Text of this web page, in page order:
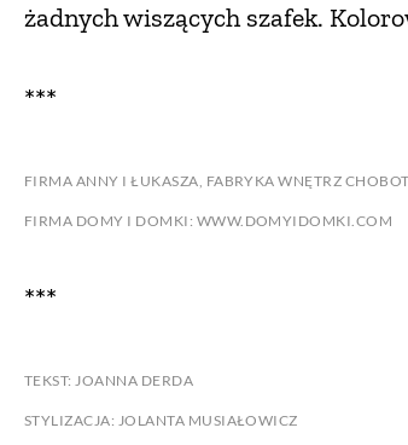
żadnych wiszących szafek.
***
FIRMA ANNY I ŁUKASZA, FABRYKA WNĘTRZ
FIRMA DOMY I DOMKI: WWW.DOMYIDOMKI.COM
***
TEKST: JOANNA DERDA
STYLIZACJA: JOLANTA MUSIAŁOWICZ